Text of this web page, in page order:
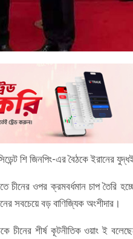
শি জিনপিং-এর বৈঠকে ইরানের
চীনের ওপর ক্রমবর্ধমান চাপ তৈরি
সবচেয়ে বড় বাণিজ্যিক অংশীদার।
চীনের শীর্ষ কূটনীতিক ওয়াং ই